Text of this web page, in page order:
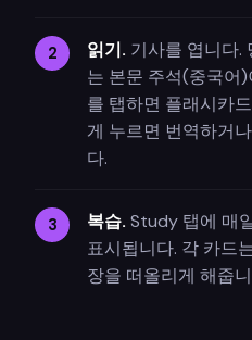
읽기. 기사를 엽니다.
는 본문 주석(중국어
를 탭하면 플래시카
게 누르면 번역하거
다.
복습. Study 탭에 매
표시됩니다. 각 카드
장을 떠올리게 해줍